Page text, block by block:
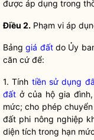
được áp dụng trong
Điều 2. Phạm vi áp
Bảnggiá đấtdo Ủy
căn cứ để:
1. Tính tiền sử dụng
đất ở của hộ gia
mức; cho phép chuyển
đất phi nông nghiệp
diện tích trong hạn